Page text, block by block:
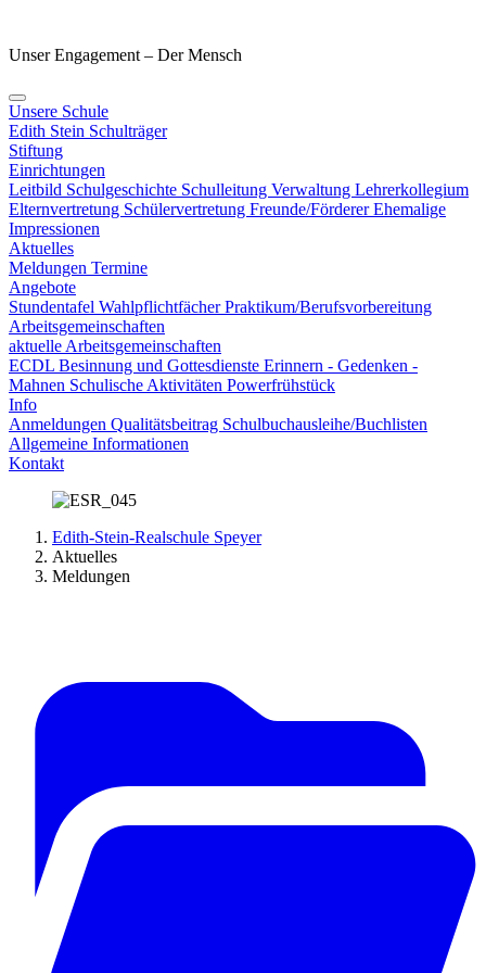
Unser Engagement – Der Mensch
Unsere Schule
Edith Stein Schulträger
Stiftung
Einrichtungen
Leitbild Schulgeschichte Schulleitung Verwaltung Lehrerkollegium
Elternvertretung Schülervertretung Freunde/FördererEhemalige
Impressionen
Aktuelles
Meldungen Termine
Angebote
Stundentafel WahlpflichtfächerPraktikum/Berufsvorbereitung
Arbeitsgemeinschaften
aktuelle Arbeitsgemeinschaften
ECDL Besinnung und Gottesdienste Erinnern - Gedenken -
Mahnen Schulische Aktivitäten Powerfrühstück
Info
Anmeldungen Qualitätsbeitrag Schulbuchausleihe/Buchlisten
Allgemeine Informationen
Kontakt
Edith-Stein-Realschule Speyer
Aktuelles
Meldungen